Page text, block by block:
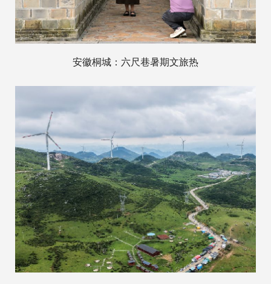
安徽桐城：六尺巷暑期文旅热